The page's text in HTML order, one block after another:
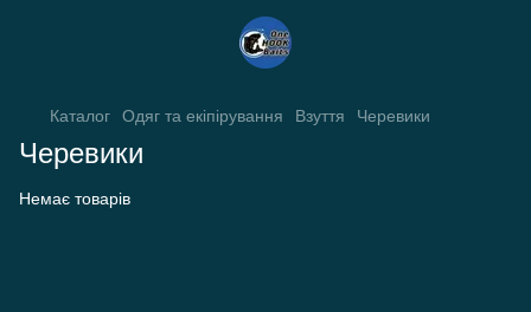
Каталог Одяг та екіпірування Взуття Черевики
Черевики
Немає товарів